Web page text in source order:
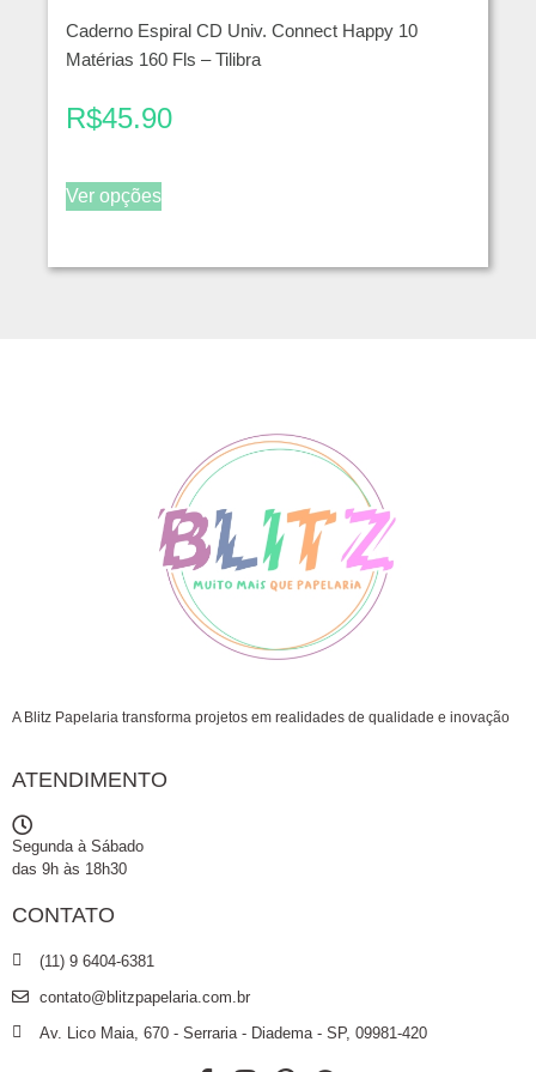
Caderno Espiral CD Univ. Connect Happy 10
Matérias 160 Fls – Tilibra
R$45.90
Ver opções
A Blitz Papelaria transforma projetos em realidades de qualidade e inovação
ATENDIMENTO
Segunda à Sábado
das 9h às 18h30
CONTATO
(11) 9 6404-6381
contato@blitzpapelaria.com.br
Av. Lico Maia, 670 - Serraria - Diadema - SP, 09981-420